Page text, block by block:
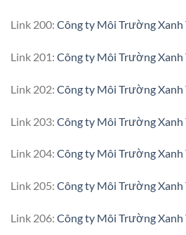
Link 200: Công ty Môi Trường Xanh
Link 201: Công ty Môi Trường Xanh
Link 202: Công ty Môi Trường Xanh
Link 203: Công ty Môi Trường Xanh
Link 204: Công ty Môi Trường Xanh
Link 205: Công ty Môi Trường Xanh
Link 206: Công ty Môi Trường Xanh